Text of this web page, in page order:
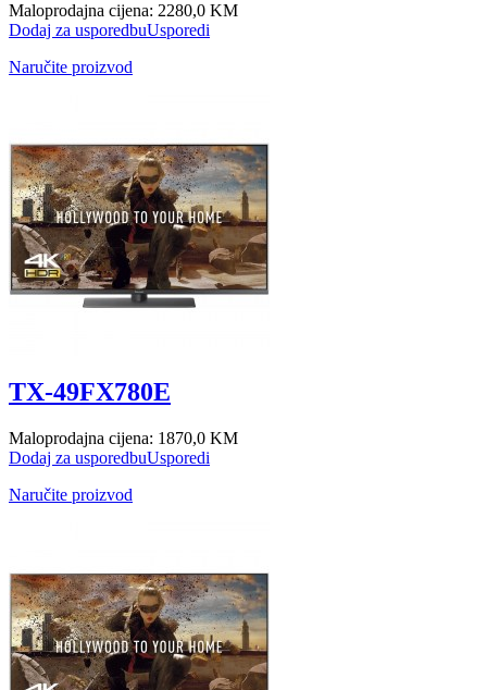
Maloprodajna cijena: 2280,0 KM
Dodaj za usporedbuUsporedi
Naručite proizvod
TX-49FX780E
Maloprodajna cijena: 1870,0 KM
Dodaj za usporedbuUsporedi
Naručite proizvod